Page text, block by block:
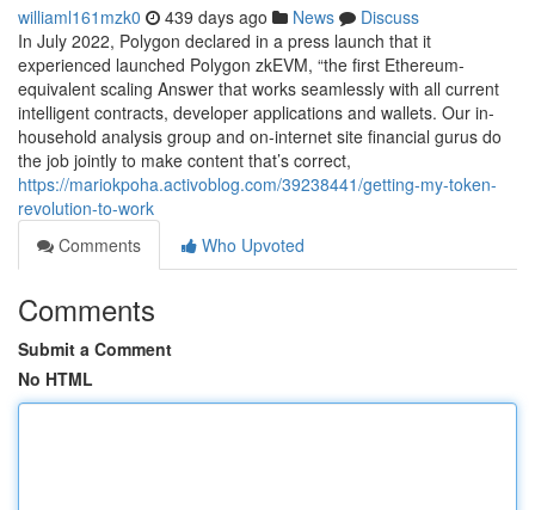
williaml161mzk0 439 days ago News
Discuss
In July 2022, Polygon declared in a press launch that it
experienced launched Polygon zkEVM, “the first Ethereum-
equivalent scaling Answer that works seamlessly with all current
intelligent contracts, developer applications and wallets. Our in-
household analysis group and on-internet site financial gurus do
the job jointly to make content that’s correct,
https://mariokpoha.activoblog.com/39238441/getting-my-token-
revolution-to-work
Comments
Who Upvoted
Comments
Submit a Comment
No HTML